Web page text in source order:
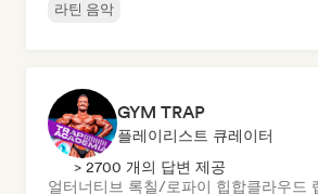
라틴 음악
GYM TRAP
플레이리스트 큐레이터
> 2700 개의 답변 제공
얼터너티브 록칠/로파이 힙합클라우드